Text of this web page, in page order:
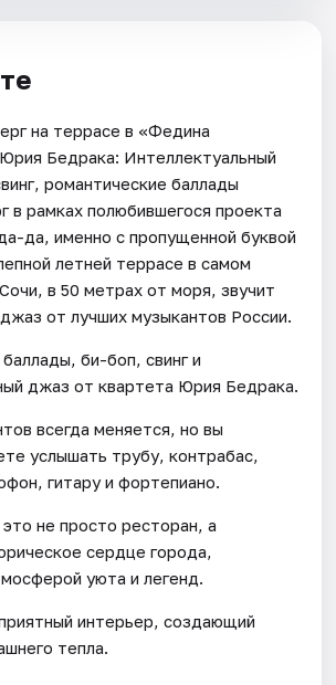
на террасе в «Федина
Бедрака: Интеллектуальный
романтические баллады
в рамках полюбившегося проекта
да, именно с пропущенной буквой
летней террасе в самом
в 50 метрах от моря, звучит
от лучших музыкантов России.
би-боп, свинг и
джаз от квартета Юрия Бедрака.
всегда меняется, но вы
услышать трубу, контрабас,
гитару и фортепиано.
не просто ресторан, а
сердце города,
уюта и легенд.
интерьер, создающий
тепла.